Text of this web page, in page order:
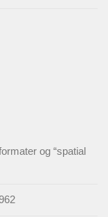
og “spatial